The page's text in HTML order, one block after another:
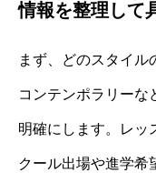
情報を整理して
まず、どのスタイル
コンテンポラリーな
明確にします。レッ
クール出場や進学希